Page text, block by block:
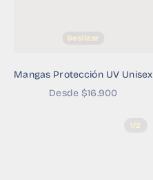
Deslizar
Mangas Protección UV Unisex
Precio de oferta
Desde $16.900
1/2